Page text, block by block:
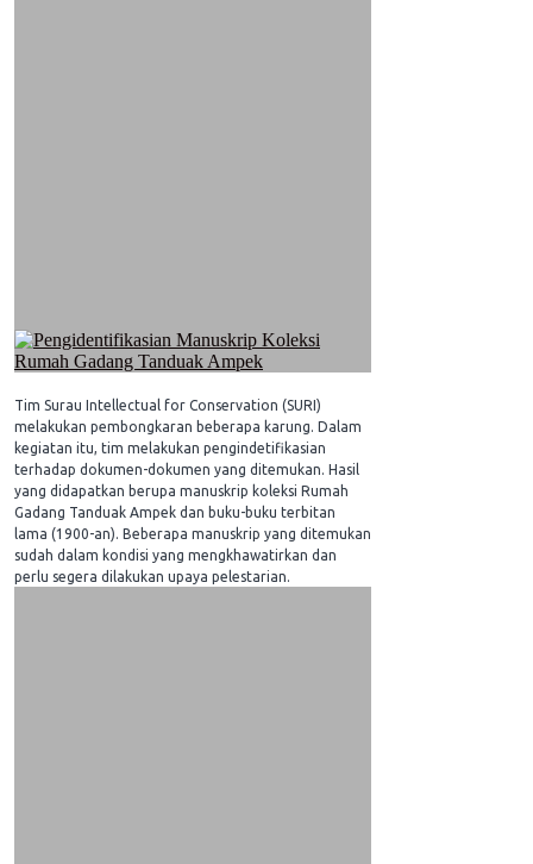
Tim Surau Intellectual for Conservation (SURI)
melakukan pembongkaran beberapa karung. Dalam
kegiatan itu, tim melakukan pengindetifikasian
terhadap dokumen-dokumen yang ditemukan. Hasil
yang didapatkan berupa manuskrip koleksi Rumah
Gadang Tanduak Ampek dan buku-buku terbitan
lama (1900-an). Beberapa manuskrip yang ditemukan
sudah dalam kondisi yang mengkhawatirkan dan
perlu segera dilakukan upaya pelestarian.